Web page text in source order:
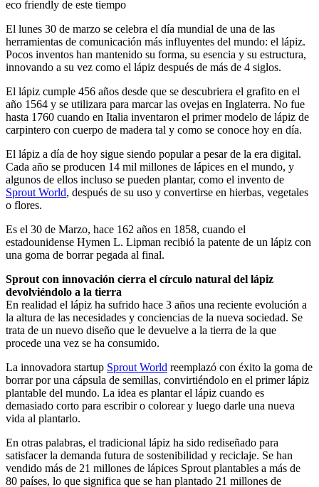
eco friendly de este tiempo
El lunes 30 de marzo se celebra el día mundial de una de las
herramientas de comunicación más influyentes del mundo: el lápiz.
Pocos inventos han mantenido su forma, su esencia y su estructura,
innovando a su vez como el lápiz después de más de 4 siglos.
El lápiz cumple 456 años desde que se descubriera el grafito en el
año 1564 y se utilizara para marcar las ovejas en Inglaterra. No fue
hasta 1760 cuando en Italia inventaron el primer modelo de lápiz de
carpintero con cuerpo de madera tal y como se conoce hoy en día.
El lápiz a día de hoy sigue siendo popular a pesar de la era digital.
Cada año se producen 14 mil millones de lápices en el mundo, y
algunos de ellos incluso se pueden plantar, como el invento de
Sprout World, después de su uso y convertirse en hierbas, vegetales
o flores.
Es el 30 de Marzo, hace 162 años en 1858, cuando el
estadounidense Hymen L. Lipman recibió la patente de un lápiz con
una goma de borrar pegada al final.
Sprout con innovación cierra el círculo natural del lápiz
devolviéndolo a la tierra
En realidad el lápiz ha sufrido hace 3 años una reciente evolución a
la altura de las necesidades y conciencias de la nueva sociedad. Se
trata de un nuevo diseño que le devuelve a la tierra de la que
procede una vez se ha consumido.
La innovadora startup Sprout World reemplazó con éxito la goma de
borrar por una cápsula de semillas, convirtiéndolo en el primer lápiz
plantable del mundo. La idea es plantar el lápiz cuando es
demasiado corto para escribir o colorear y luego darle una nueva
vida al plantarlo.
En otras palabras, el tradicional lápiz ha sido rediseñado para
satisfacer la demanda futura de sostenibilidad y reciclaje. Se han
vendido más de 21 millones de lápices Sprout plantables a más de
80 países, lo que significa que se han plantado 21 millones de